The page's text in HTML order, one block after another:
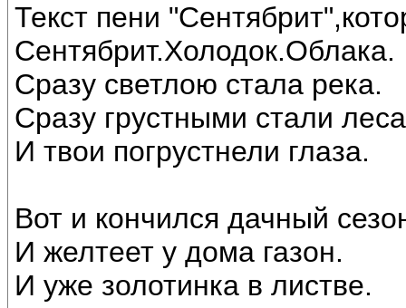
Текст пени
Сентябрит.Холодок.Облака.
Сразу светлою стала река.
Сразу грустными стали
И твои погрустнели глаза.
Вот и кончился дачный
И желтеет у дома газон.
И уже золотинка в листве.